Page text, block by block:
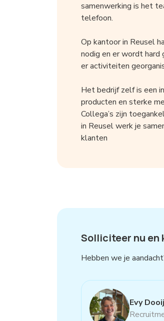
samenwerking is het
telefoon.
Op kantoor in Reusel
nodig en er wordt hard
er activiteiten
Het bedrijf zelf is een
producten en sterke
Collega’s zijn
in Reusel werk je
klanten
Solliciteer nu en
Hebben we je
Evy